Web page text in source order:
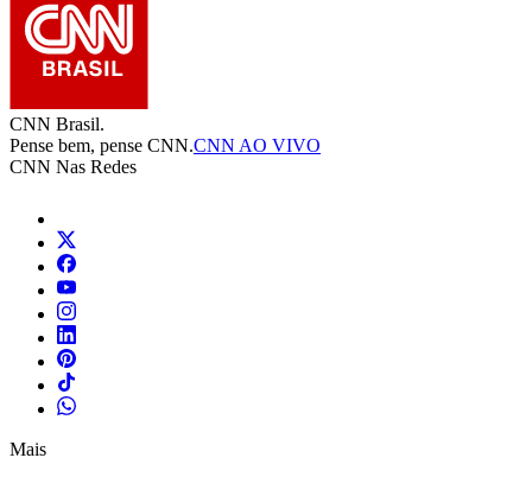
CNN Brasil.
Pense bem, pense CNN.CNN AO VIVO
CNN Nas Redes
Mais